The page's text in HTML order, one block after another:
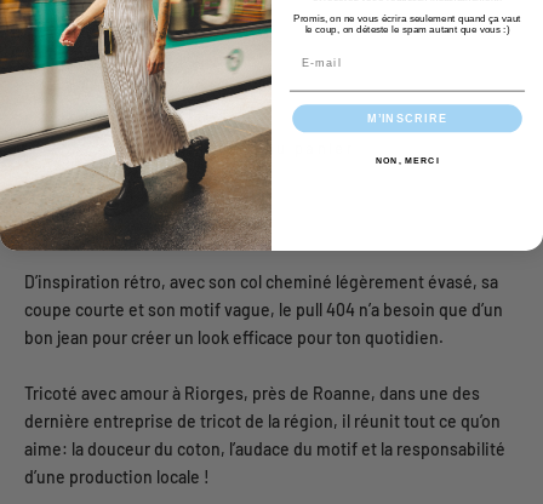
Taille:
M L
Ajouter au panier
D’inspiration rétro, avec son col cheminé légèrement évasé, sa
coupe courte et son motif vague, le pull 404 n’a besoin que d’un
bon jean pour créer un look efficace pour ton quotidien.
Tricoté avec amour à Riorges, près de Roanne, dans une des
dernière entreprise de tricot de la région, il réunit tout ce qu’on
aime: la douceur du coton, l’audace du motif et la responsabilité
d’une production locale !
Promis, on ne vous écrira seulement quand ça vaut
le coup, on déteste le spam autant que vous :)
M’INSCRIRE
NON, MERCI